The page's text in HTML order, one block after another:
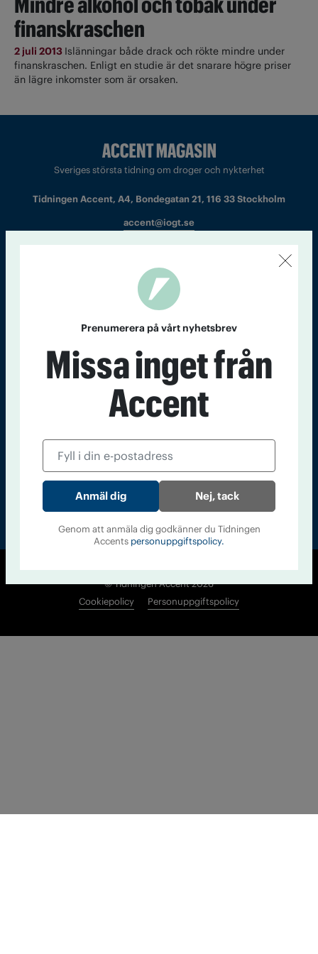
finanskraschen
2 juli 2013 Islänningar både drack och rökte mindre under
finanskraschen. Enligt en studie är det snarare högre priser
än lägre inkomster som är orsaken.
Sveriges största tidning om droger och nykterhet
Tidningen Accent, A4, Bondegatan 21, 116 33 Stockholm
accent@iogt.se
Chefredaktör och ansvarig utgivare: Barbro Janson Lundkvist,
Om Tidningen Tidningsarkiv In English
nummer av
© Tidningen Accent 2026
Cookiepolicy
Personuppgiftspolicy
Prenumerera på vårt nyhetsbrev
Missa inget från
Accent
Nej, tack
Genom att anmäla dig godkänner du Tidningen
Accents personuppgiftspolicy.